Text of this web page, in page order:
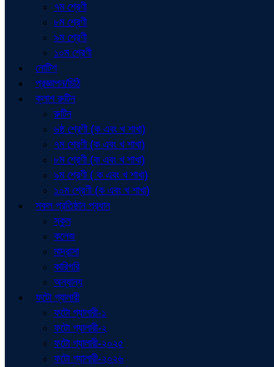
৭ম শ্রেণী
৮ম শ্রেণী
৯ম শ্রেণী
১০ম শ্রেণী
নোটিশ
প্রজ্ঞাপন/চিঠি
ক্লাশ রুটিন
রুটিন
৬ষ্ঠ শ্রেণী (ক এবং খ শাখা)
৭ম শ্রেণী (ক এবং খ শাখা)
৮ম শ্রেণী (ক এবং খ শাখা)
৯ম শ্রেণী ( ক এবং খ শাখা)
১০ম শ্রেণী (ক এবং খ শাখা)
সকল প্রতিষ্ঠান প্রধান
স্কুল
কলেজ
মাদ্রাসা
কারিগরি
অন্যান্য
ফটো গ্যালারী
ফটো গ্যালারী-১
ফটো গ্যালারী-২
ফটো গ্যালারী-২০২৫
ফটো গ্যালারী-২০২৬